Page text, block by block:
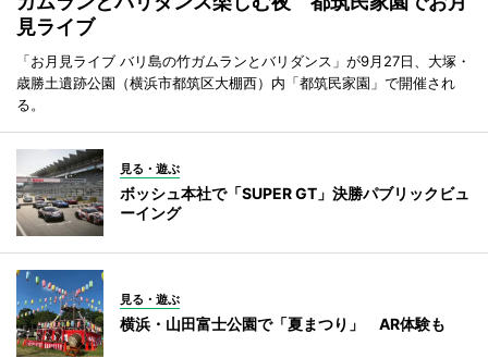
見ライブ
「お月見ライブ バリ島の竹ガムランとバリダンス」が9月27日、大塚・
歳勝土遺跡公園（横浜市都筑区大棚西）内「都筑民家園」で開催され
る。
見る・遊ぶ
ボッシュ本社で「SUPER GT」決勝パブリックビュ
ーイング
見る・遊ぶ
横浜・山田富士公園で「夏まつり」 AR体験も